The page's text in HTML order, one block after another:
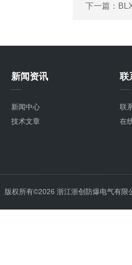
下一篇：
新闻资讯
新闻中心
技术文章
联
联
在
版权所有©2026 浙江浙创防爆电气有